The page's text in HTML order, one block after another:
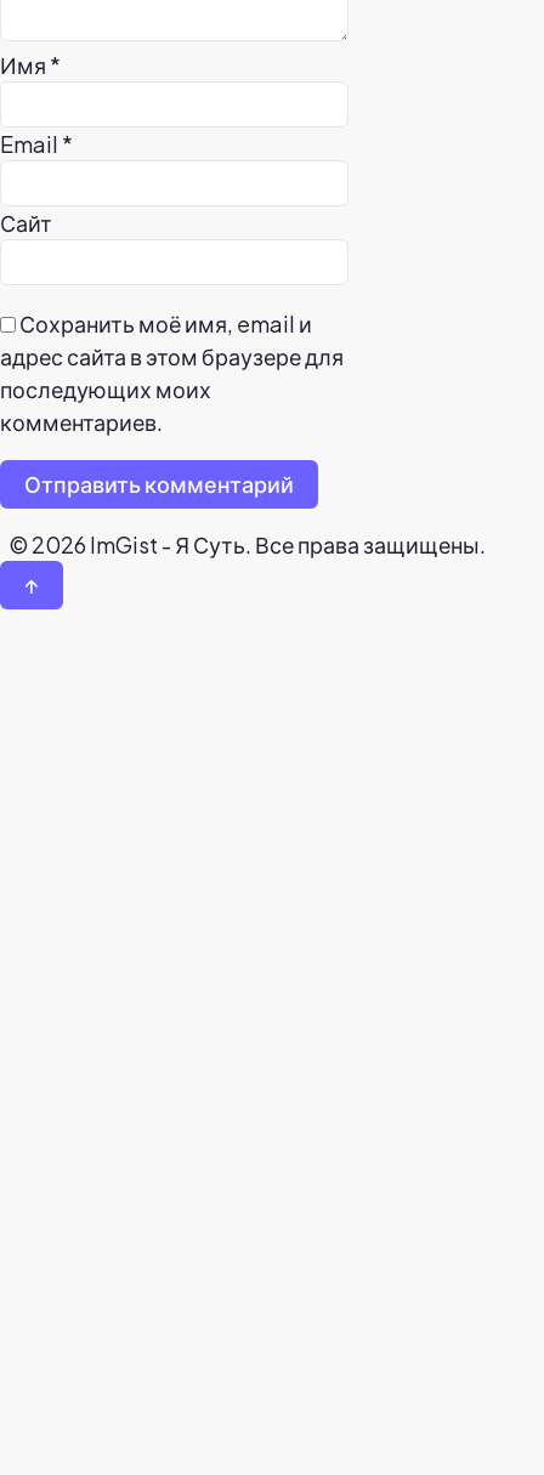
Имя *
Email *
Сайт
Сохранить моё имя, email и
адрес сайта в этом браузере для
последующих моих
комментариев.
Отправить комментарий
© 2026 ImGist - Я Суть. Все права защищены.
↑